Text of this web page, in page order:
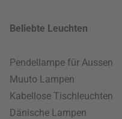
Beliebte Leuchten
Pendellampe für Aussen
Muuto Lampen
Kabellose Tischleuchten
Dänische Lampen